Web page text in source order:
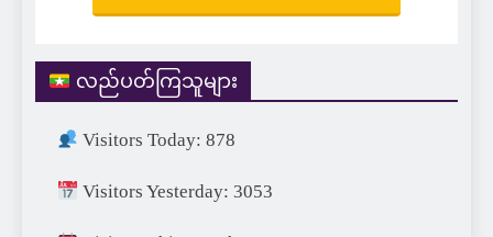
လည်ပတ်ကြသူများ
Visitors Today: 878
Visitors Yesterday: 3053